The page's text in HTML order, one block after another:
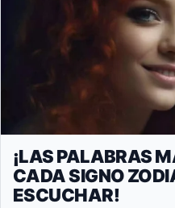
¡LAS PALABRAS
CADA SIGNO
ESCUCHAR!